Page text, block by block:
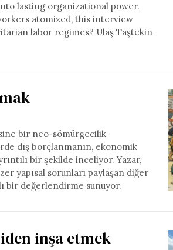
lasting organizational power.
atomized, this interview
labor regimes? Ulaş Taştekin
bir neo-sömürgecilik
dış borçlanmanın, ekonomik
bir şekilde inceliyor. Yazar,
yapısal sorunları paylaşan diğer
bir değerlendirme sunuyor.
inşa etmek